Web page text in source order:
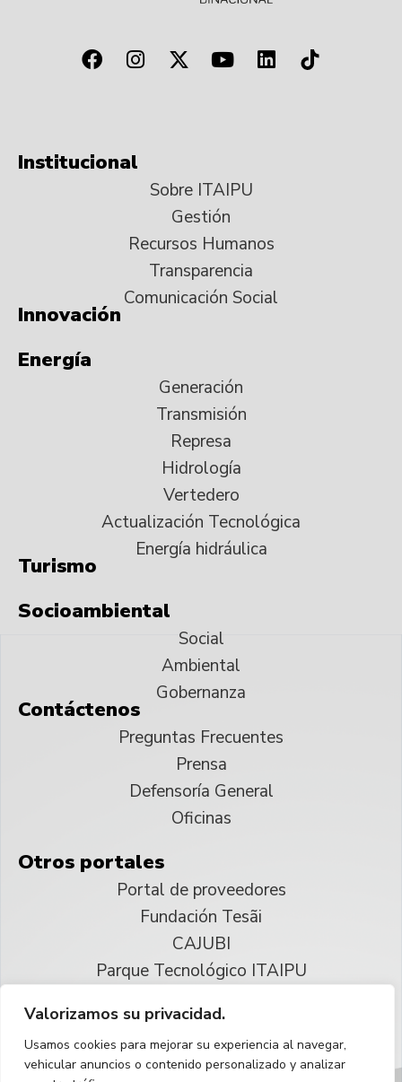
Valorizamos su privacidad.
Usamos cookies para mejorar su experiencia al navegar,
vehicular anuncios o contenido personalizado y analizar
Institucional
Sobre ITAIPU
Gestión
Recursos Humanos
Transparencia
Comunicación Social
Innovación
Energía
Generación
Transmisión
Represa
Hidrología
Vertedero
Actualización Tecnológica
Energía hidráulica
Turismo
Socioambiental
Social
Ambiental
Gobernanza
Contáctenos
Preguntas Frecuentes
Prensa
Defensoría General
Oficinas
Otros portales
Portal de proveedores
Fundación Tesãi
CAJUBI
Parque Tecnológico ITAIPU
Reservados todos los derechos